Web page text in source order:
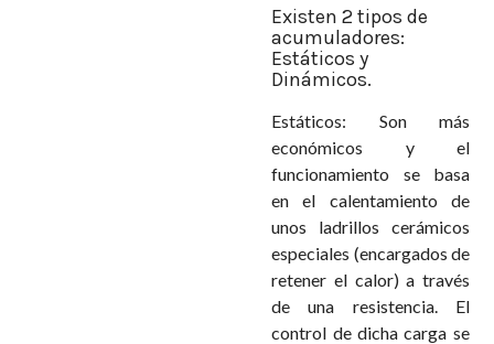
Existen 2 tipos de
acumuladores:
Estáticos y
Dinámicos.
Estáticos: Son más
económicos y el
funcionamiento se basa
en el calentamiento de
unos ladrillos cerámicos
especiales (encargados de
retener el calor) a través
de una resistencia. El
control de dicha carga se